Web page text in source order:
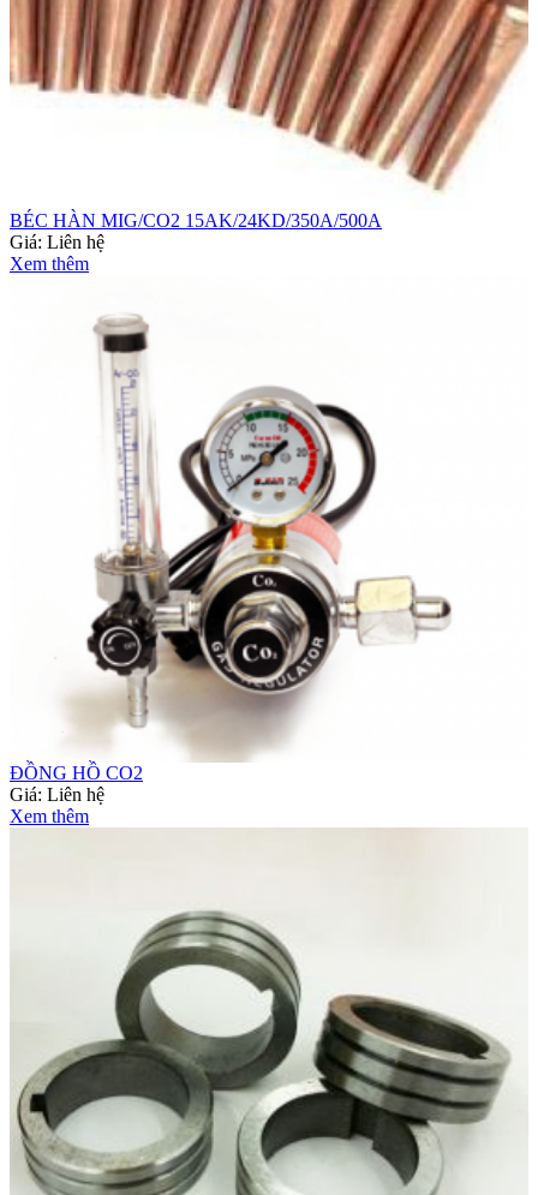
BÉC HÀN MIG/CO2 15AK/24KD/350A/500A
Giá: Liên hệ
Xem thêm
ĐỒNG HỒ CO2
Giá: Liên hệ
Xem thêm